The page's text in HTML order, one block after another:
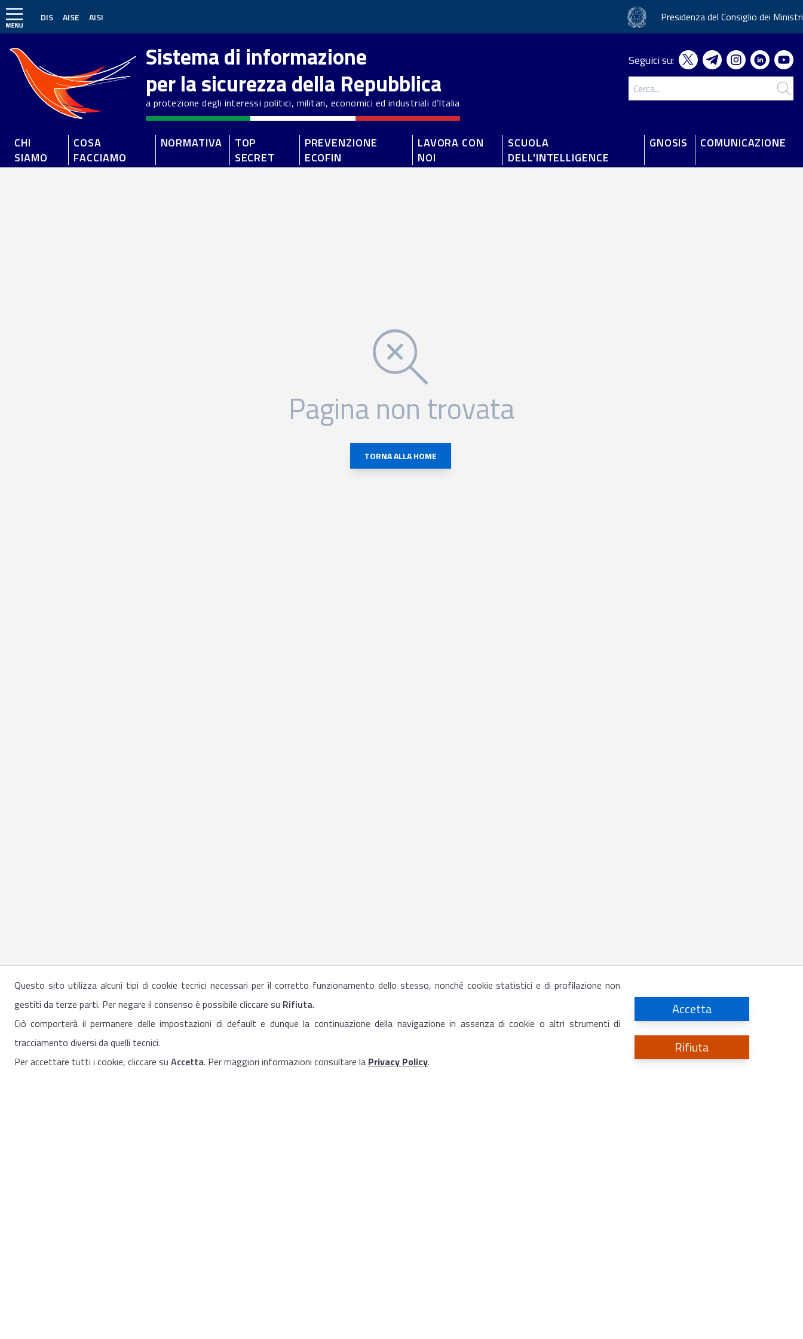
DIS AISE AISI Presidenza del Consiglio dei Ministri
Sistema di informazione
per la sicurezza della Repubblica
a protezione degli interessi politici, militari, economici ed industriali d’Italia
Seguici su:
CHI
SIAMO
COSA
FACCIAMO
NORMATIVA
TOP
SECRET
PREVENZIONE
ECOFIN
LAVORA CON
NOI
SCUOLA
DELL'INTELLIGENCE
GNOSIS COMUNICAZIONE
Pagina non trovata
TORNA ALLA HOME
Questo sito utilizza alcuni tipi di cookie tecnici necessari per il corretto funzionamento dello stesso, nonché cookie statistici e di profilazione non
gestiti da terze parti. Per negare il consenso è possibile cliccare su Rifiuta.
Ciò comporterà il permanere delle impostazioni di default e dunque la continuazione della navigazione in assenza di cookie o altri strumenti di
tracciamento diversi da quelli tecnici.
Per accettare tutti i cookie, cliccare su Accetta. Per maggiori informazioni consultare la Privacy Policy.
Accetta
Rifiuta